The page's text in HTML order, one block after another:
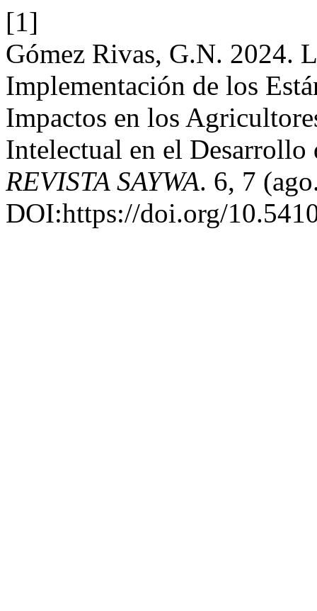
[1]
Gómez Rivas, G.N. 2024.
Implementación de los
Impactos en los
Intelectual en el Desarrollo
REVISTA SAYWA. 6, 7
DOI:https://doi.org/